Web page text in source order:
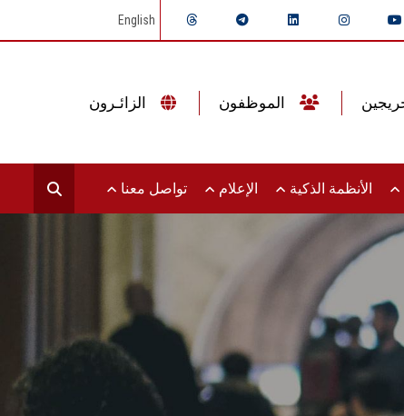
English
الأنظمة الذكية الإعلام تواصل معنا